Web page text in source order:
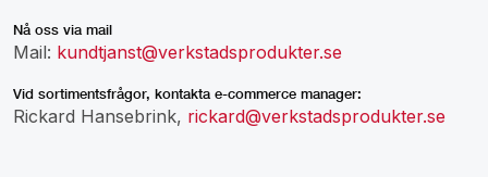
Nå oss via mail
Mail: kundtjanst@verkstadsprodukter.se
Vid sortimentsfrågor, kontakta e-commerce manager:
Rickard Hansebrink, rickard@verkstadsprodukter.se